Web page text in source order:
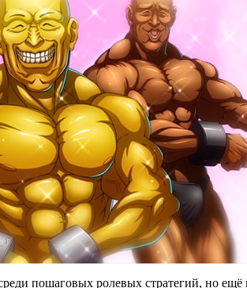
среди пошаговых ролевых стратегий, но